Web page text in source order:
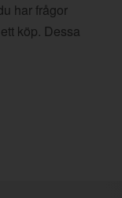
har frågor
köp. Dessa